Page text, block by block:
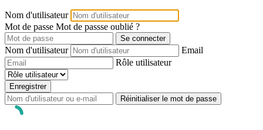
Nom d'utilisateur
Mot de passe Mot de passse oublié ?
Se connecter
Nom d'utilisateur
Email
Rôle utilisateur
Enregistrer
Réinitialiser le mot de passe